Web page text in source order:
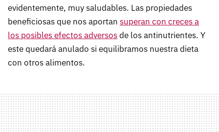
evidentemente, muy saludables. Las propiedades
beneficiosas que nos aportan superan con creces a
los posibles efectos adversosde los antinutrientes. Y
este quedará anulado si equilibramos nuestra dieta
con otros alimentos.